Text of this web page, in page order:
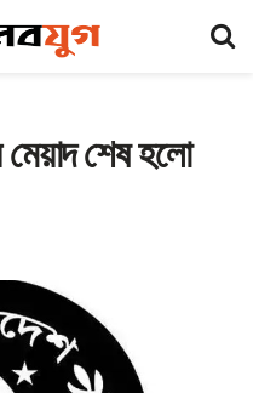
মেয়াদ শেষ হলো